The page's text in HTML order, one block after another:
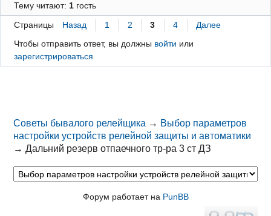
Тему читают: 1гость
Страницы Назад 1 2 3 4
Далее
Чтобы отправить ответ, вы должны войти или
зарегистрироваться
Советы бывалого релейщика → Выбор параметров
настройки устройств релейной защиты и автоматики
→Дальний резерв отпаечного тр-ра 3 ст ДЗ
Форум работает на PunBB